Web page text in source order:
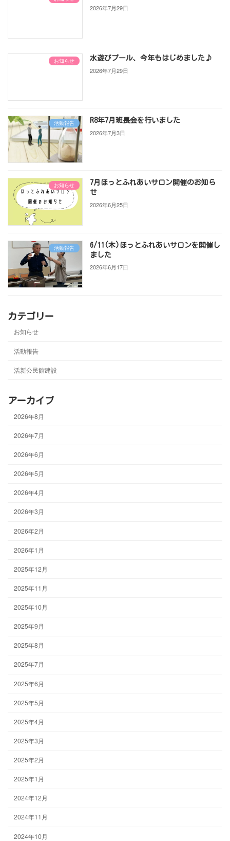
2026年7月29日
お知らせ 水遊びプール、今年もはじめました♪
2026年7月29日
活動報告 R8年7月班長会を行いました
2026年7月3日
お知らせ
7月ほっとふれあいサロン開催のお知ら
せ
2026年6月25日
活動報告
6/11(木)ほっとふれあいサロンを開催し
ました
2026年6月17日
カテゴリー
お知らせ
活動報告
活新公民館建設
アーカイブ
2026年8月
2026年7月
2026年6月
2026年5月
2026年4月
2026年3月
2026年2月
2026年1月
2025年12月
2025年11月
2025年10月
2025年9月
2025年8月
2025年7月
2025年6月
2025年5月
2025年4月
2025年3月
2025年2月
2025年1月
2024年12月
2024年11月
2024年10月